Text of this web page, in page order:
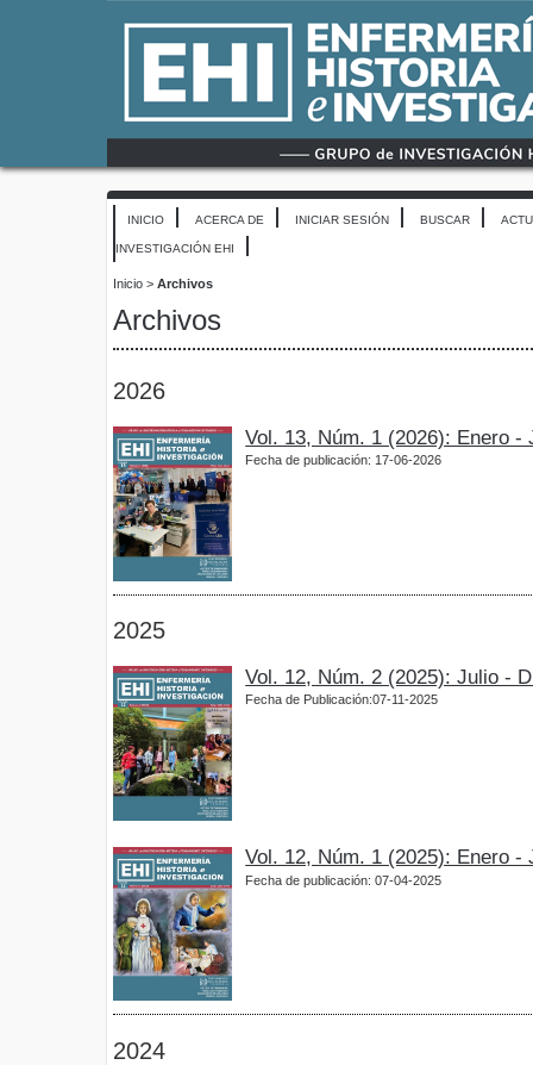
INICIO ACERCA DE INICIAR SESIÓN BUSCAR
INVESTIGACIÓN EHI
Inicio > Archivos
Archivos
2026
Vol. 13, Núm. 1 (2026): Enero -
Fecha de publicación: 17-06-2026
2025
Vol. 12, Núm. 2 (2025): Julio -
Fecha de Publicación:07-11-2025
Vol. 12, Núm. 1 (2025): Enero -
Fecha de publicación: 07-04-2025
2024